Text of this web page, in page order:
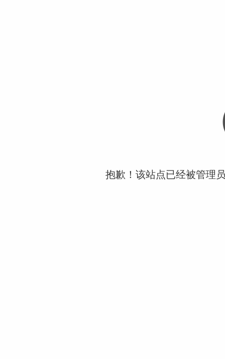
抱歉！该站点已经被管理